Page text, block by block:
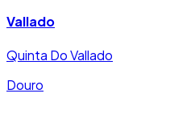
Vallado
Quinta Do Vallado
Douro